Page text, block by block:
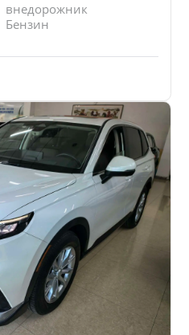
внедорожник
Бензин